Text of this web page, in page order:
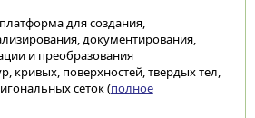
для создания,
документирования,
и преобразования
кривых, поверхностей, твердых тел,
сеток (полное